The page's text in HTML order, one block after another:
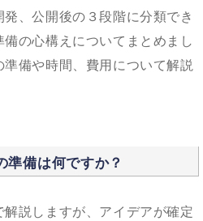
、公開後の３段階に分類でき
の心構えについてまとめまし
備や時間、費用について解説
準備は何ですか？
説しますが、アイデアが確定